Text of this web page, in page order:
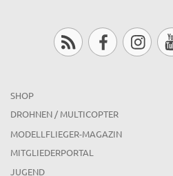
SHOP
DROHNEN / MULTICOPTER
MODELLFLIEGER-MAGAZIN
MITGLIEDERPORTAL
JUGEND